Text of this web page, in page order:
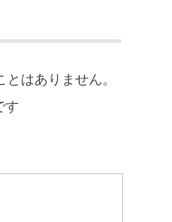
はありません。
す